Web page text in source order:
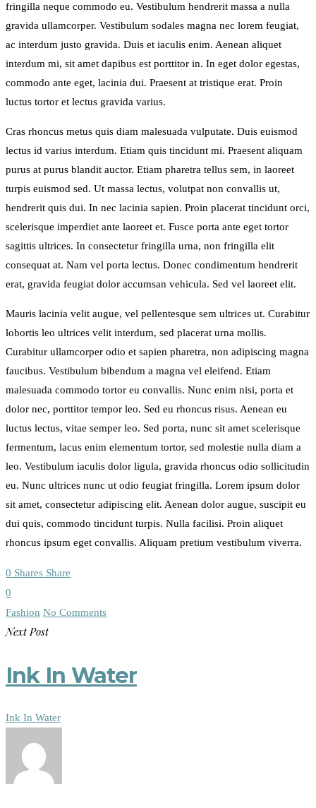
fringilla neque commodo eu. Vestibulum hendrerit massa a nulla
gravida ullamcorper. Vestibulum sodales magna nec lorem feugiat,
ac interdum justo gravida. Duis et iaculis enim. Aenean aliquet
interdum mi, sit amet dapibus est porttitor in. In eget dolor egestas,
commodo ante eget, lacinia dui. Praesent at tristique erat. Proin
luctus tortor et lectus gravida varius.
Cras rhoncus metus quis diam malesuada vulputate. Duis euismod
lectus id varius interdum. Etiam quis tincidunt mi. Praesent aliquam
purus at purus blandit auctor. Etiam pharetra tellus sem, in laoreet
turpis euismod sed. Ut massa lectus, volutpat non convallis ut,
hendrerit quis dui. In nec lacinia sapien. Proin placerat tincidunt orci,
scelerisque imperdiet ante laoreet et. Fusce porta ante eget tortor
sagittis ultrices. In consectetur fringilla urna, non fringilla elit
consequat at. Nam vel porta lectus. Donec condimentum hendrerit
erat, gravida feugiat dolor accumsan vehicula. Sed vel laoreet elit.
Mauris lacinia velit augue, vel pellentesque sem ultrices ut. Curabitur
lobortis leo ultrices velit interdum, sed placerat urna mollis.
Curabitur ullamcorper odio et sapien pharetra, non adipiscing magna
faucibus. Vestibulum bibendum a magna vel eleifend. Etiam
malesuada commodo tortor eu convallis. Nunc enim nisi, porta et
dolor nec, porttitor tempor leo. Sed eu rhoncus risus. Aenean eu
luctus lectus, vitae semper leo. Sed porta, nunc sit amet scelerisque
fermentum, lacus enim elementum tortor, sed molestie nulla diam a
leo. Vestibulum iaculis dolor ligula, gravida rhoncus odio sollicitudin
eu. Nunc ultrices nunc ut odio feugiat fringilla. Lorem ipsum dolor
sit amet, consectetur adipiscing elit. Aenean dolor augue, suscipit eu
dui quis, commodo tincidunt turpis. Nulla facilisi. Proin aliquet
rhoncus ipsum eget convallis. Aliquam pretium vestibulum viverra.
0 Shares Share
0
Fashion No Comments
Next Post
Ink In Water
Ink In Water